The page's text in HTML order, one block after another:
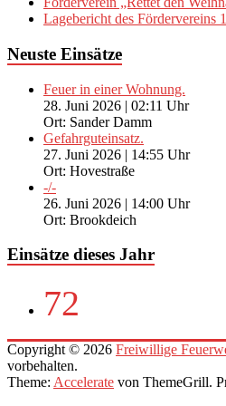
Lagebericht des Fördervereins
Neuste Einsätze
Feuer in einer Wohnung.
28. Juni 2026 | 02:11 Uhr
Ort: Sander Damm
Gefahrguteinsatz.
27. Juni 2026 | 14:55 Uhr
Ort: Hovestraße
-/-
26. Juni 2026 | 14:00 Uhr
Ort: Brookdeich
Einsätze dieses Jahr
72
Copyright © 2026 Freiwillige
vorbehalten.
Theme: Accelerate von ThemeGrill.